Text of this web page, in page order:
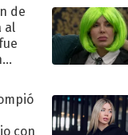
de
al
con